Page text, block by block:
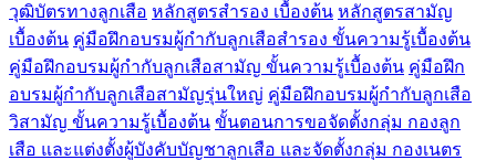
วุฒิบัตรทางลูกเสือ หลักสูตรสำรอง เบื้องต้น หลักสูตรสามัญ
เบื้องต้น คู่มือฝึกอบรมผู้กำกับลูกเสือสำรอง ขั้นความรู้เบื้องต้น
คู่มือฝึกอบรมผู้กำกับลูกเสือสามัญ ขั้นความรู้เบื้องต้น คู่มือฝึก
อบรมผู้กำกับลูกเสือสามัญรุ่นใหญ่ คู่มือฝึกอบรมผู้กำกับลูกเสือ
วิสามัญ ขั้นความรู้เบื้องต้น ขั้นตอนการขอจัดตั้งกลุ่ม กองลูก
เสือ และแต่งตั้งผู้บังคับบัญชาลูกเสือ และจัดตั้งกลุ่ม กองเนตร